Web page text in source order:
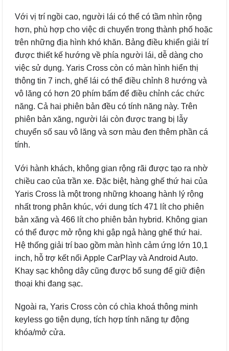
Với vị trí ngồi cao, người lái có thể có tầm nhìn rộng
hơn, phù hợp cho việc di chuyển trong thành phố hoặc
trên những địa hình khó khăn. Bảng điều khiển giải trí
được thiết kế hướng về phía người lái, dễ dàng cho
việc sử dụng. Yaris Cross còn có màn hình hiển thị
thông tin 7 inch, ghế lái có thể điều chỉnh 8 hướng và
vô lăng có hơn 20 phím bấm để điều chỉnh các chức
năng. Cả hai phiên bản đều có tính năng này. Trên
phiên bản xăng, người lái còn được trang bị lẫy
chuyển số sau vô lăng và sơn màu đen thêm phần cá
tính.
Với hành khách, không gian rộng rãi được tạo ra nhờ
chiều cao của trần xe. Đặc biệt, hàng ghế thứ hai của
Yaris Cross là một trong những khoang hành lý rộng
nhất trong phân khúc, với dung tích 471 lít cho phiên
bản xăng và 466 lít cho phiên bản hybrid. Không gian
có thể được mở rộng khi gập ngả hàng ghế thứ hai.
Hệ thống giải trí bao gồm màn hình cảm ứng lớn 10,1
inch, hỗ trợ kết nối Apple CarPlay và Android Auto.
Khay sạc không dây cũng được bổ sung để giữ điện
thoại khi đang sạc.
Ngoài ra, Yaris Cross còn có chìa khoá thông minh
keyless go tiện dụng, tích hợp tính năng tự động
khóa/mở cửa.